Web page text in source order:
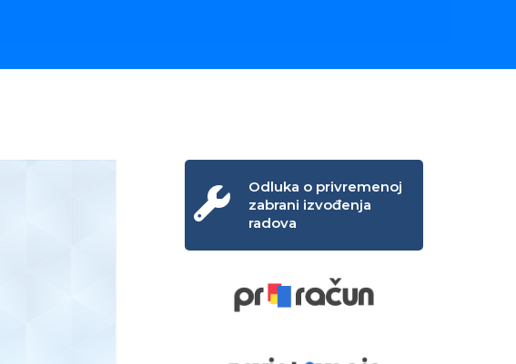
Odluka o privremenoj
zabrani izvođenja
radova